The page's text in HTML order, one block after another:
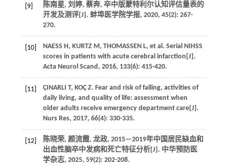
[9]
陈南星, 刘婷, 蔡奔, 卒中版蒙特利尔认知评估量表的
开发及测评[J]. 蚌埠医学院学报, 2020, 45(2): 267-
270.
[10]
NAESS H, KURTZ M, THOMASSEN L, et al. Serial NIHSS
scores in patients with acute cerebral infarction[J].
Acta Neurol Scand, 2016, 133(6): 415-420.
[11]
ÇINARLI T, KOÇ Z. Fear and risk of falling, activities of
daily living, and quality of life: assessment when
older adults receive emergency department care[J].
Nurs Res, 2017, 66(4): 330-335.
[12]
陈晓荣, 颜流霞, 龙政, 2015—2019年中国居民缺血和
出血性脑卒中发病和死亡特征分析[J]. 中华预防医
学杂志, 2025, 59(2): 202-208.